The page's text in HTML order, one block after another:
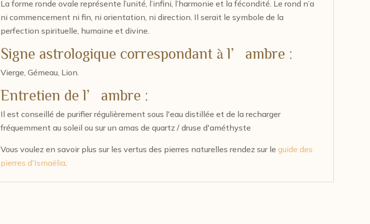
La forme ronde ovale représente l’unité, l’infini, l’harmonie et la fécondité. Le rond n’a
ni commencement ni fin, ni orientation, ni direction. Il serait le symbole de la
perfection spirituelle, humaine et divine.
Signe astrologique correspondant à l’ambre :
Vierge, Gémeau, Lion.
Entretien de l’ambre :
Il est conseillé de purifier régulièrement sous l'eau distillée et de la recharger
fréquemment au soleil ou sur un amas de quartz / druse d'améthyste
Vous voulez en savoir plus sur les vertus des pierres naturelles rendez sur leguide des
pierres d'Ismaëlia.